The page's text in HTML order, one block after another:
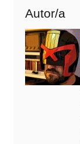
Autor/a